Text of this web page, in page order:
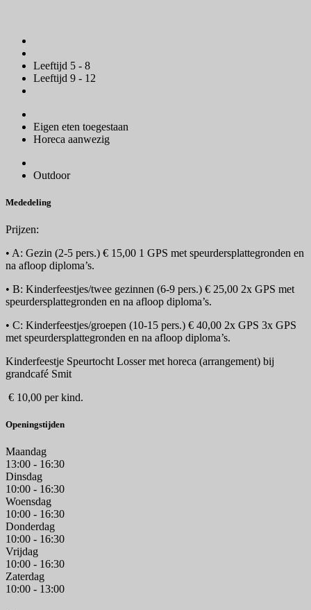
Leeftijd 5 - 8
Leeftijd 9 - 12
Eigen eten toegestaan
Horeca aanwezig
Outdoor
Mededeling
Prijzen:
• A: Gezin (2-5 pers.) € 15,00 1 GPS met speurdersplattegronden en
na afloop diploma’s.
• B: Kinderfeestjes/twee gezinnen (6-9 pers.) € 25,00 2x GPS met
speurdersplattegronden en na afloop diploma’s.
• C: Kinderfeestjes/groepen (10-15 pers.) € 40,00 2x GPS 3x GPS
met speurdersplattegronden en na afloop diploma’s.
Kinderfeestje Speurtocht Losser met horeca (arrangement) bij
grandcafé Smit
€ 10,00 per kind.
Openingstijden
Maandag
13:00 - 16:30
Dinsdag
10:00 - 16:30
Woensdag
10:00 - 16:30
Donderdag
10:00 - 16:30
Vrijdag
10:00 - 16:30
Zaterdag
10:00 - 13:00